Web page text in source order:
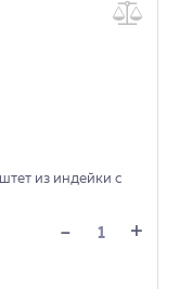
из индейки с
- +